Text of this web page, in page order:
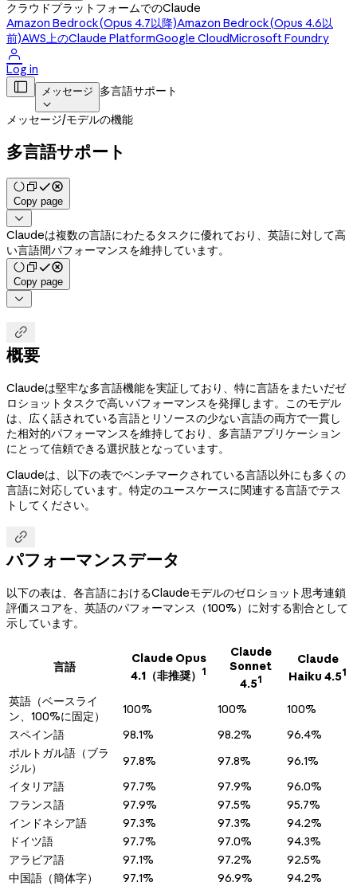
クラウドプラットフォームでのClaude
Amazon Bedrock(Opus 4.7以降)Amazon Bedrock(Opus 4.6以
前)AWS上のClaude PlatformGoogle CloudMicrosoft Foundry

Log in
 メッセージ

多言語サポート
メッセージ/モデルの機能
多言語サポート
Copy page

Claudeは複数の言語にわたるタスクに優れており、英語に対して高
い言語間パフォーマンスを維持しています。
Copy page


概要
Claudeは堅牢な多言語機能を実証しており、特に言語をまたいだゼ
ロショットタスクで高いパフォーマンスを発揮します。このモデル
は、広く話されている言語とリソースの少ない言語の両方で一貫し
た相対的パフォーマンスを維持しており、多言語アプリケーション
にとって信頼できる選択肢となっています。
Claudeは、以下の表でベンチマークされている言語以外にも多くの
言語に対応しています。特定のユースケースに関連する言語でテス
トしてください。

パフォーマンスデータ
以下の表は、各言語におけるClaudeモデルのゼロショット思考連鎖
評価スコアを、英語のパフォーマンス（100%）に対する割合として
示しています。
言語
Claude Opus
4.1（非推奨） 1
Claude
Sonnet
4.51
Claude
Haiku 4.51
英語（ベースライ
ン、100%に固定）
100% 100%
100%
スペイン語
98.1% 98.2%
96.4%
ポルトガル語（ブラ
ジル）
97.8% 97.8%
96.1%
イタリア語
97.7% 97.9%
96.0%
フランス語
97.9% 97.5%
95.7%
インドネシア語
97.3% 97.3%
94.2%
ドイツ語
97.7% 97.0%
94.3%
アラビア語
97.1% 97.2%
92.5%
中国語（簡体字）
97.1% 96.9%
94.2%